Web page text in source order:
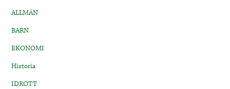
ALLMÄN
BARN
EKONOMI
Historia
IDROTT